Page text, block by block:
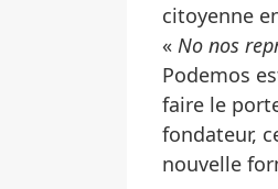
citoyenne
« No nos
Podemos
faire le
fondateur,
nouvelle